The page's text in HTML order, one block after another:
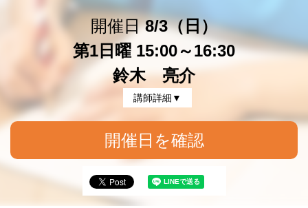
開催日8/3（日）
第1日曜 15:00～16:30
鈴木 亮介
講師詳細▼
開催日を確認